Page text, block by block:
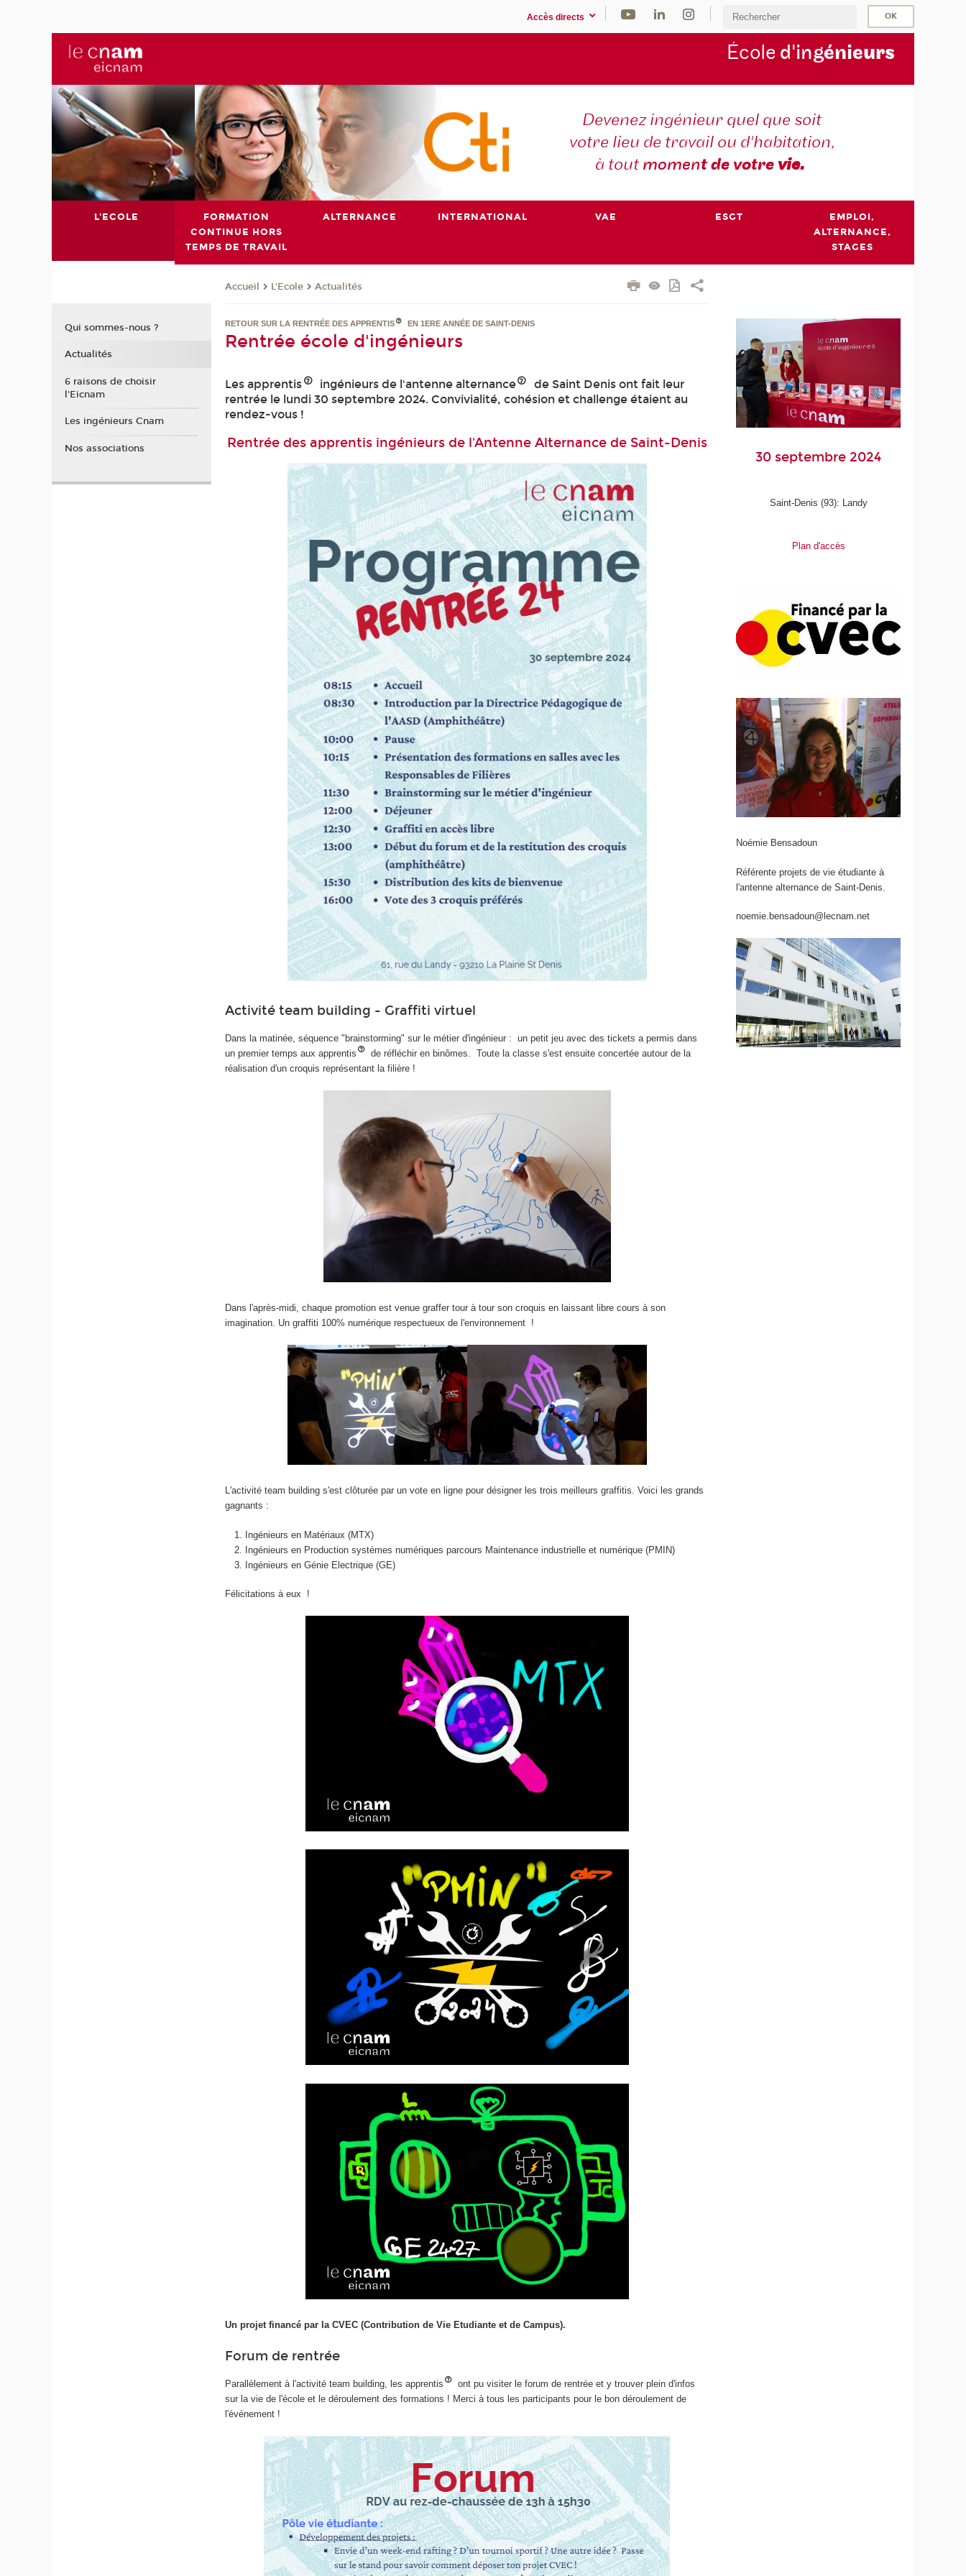
Accès directs
École d'ingénieurs
Devenez ingénieur quel que soit
votre lieu de travail ou d'habitation,
à toutmoment de votrevie.
L'ECOLE
FORMATION
CONTINUE HORS
TEMPS DE TRAVAIL
ALTERNANCE INTERNATIONAL VAE ESGT
EMPLOI,
ALTERNANCE,
STAGES
Accueil L'Ecole Actualités
RETOUR SUR LA RENTRÉE DES APPRENTIS EN 1ERE ANNÉE DE SAINT-DENIS
Rentrée école d'ingénieurs
Les apprentis ingénieurs de l'antenne alternance
de Saint Denis ont fait leur
rentrée le lundi 30 septembre 2024. Convivialité, cohésion et challenge étaient au
rendez-vous !
Rentrée des apprentis ingénieurs de l'Antenne Alternance de Saint-Denis
Activité team building - Graffiti virtuel
Dans la matinée, séquence "brainstorming" sur le métier d'ingénieur : un petit jeu avec des tickets a permis dans
un premier temps aux apprentis
de réfléchir en binômes. Toute la classe s'est ensuite concertée autour de la
réalisation d'un croquis représentant la filière !
Dans l'après-midi, chaque promotion est venue graffer tour à tour son croquis en laissant libre cours à son
imagination. Un graffiti 100% numérique respectueux de l'environnement !
L'activité team building s'est clôturée par un vote en ligne pour désigner les trois meilleurs graffitis. Voici les grands
gagnants :
Ingénieurs en Matériaux (MTX)
Ingénieurs en Production systèmes numériques parcours Maintenance industrielle et numérique (PMIN)
Ingénieurs en Génie Electrique (GE)
Félicitations à eux !
Un projet financé par la CVEC (Contribution de Vie Etudiante et de Campus).
Forum de rentrée
Parallèlement à l'activité team building, les apprentis
ont pu visiter le forum de rentrée et y trouver plein d'infos
sur la vie de l'école et le déroulement des formations ! Merci à tous les participants pour le bon déroulement de
l'événement !
30 septembre 2024
Saint-Denis (93): Landy
Plan d'accès
Noémie Bensadoun
Référente projets de vie étudiante à
l'antenne alternance de Saint-Denis.
noemie.bensadoun@lecnam.net
Qui sommes-nous ?
Actualités
6 raisons de choisir
l'Eicnam
Les ingénieurs Cnam
Nos associations